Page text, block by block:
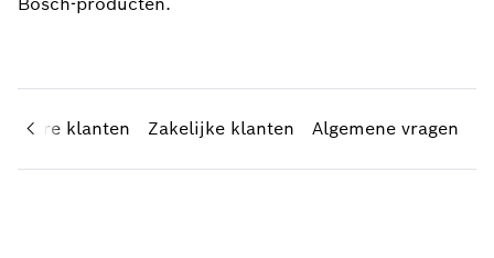
klanten Zakelijke klanten Algemene vragen